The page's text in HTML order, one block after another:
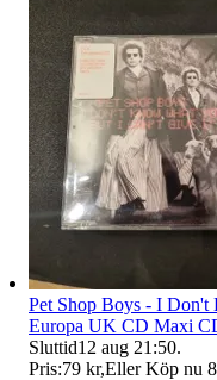
Pet Shop Boys - I
Europa UK CD Maxi
Sluttid12 aug 21:50.
Pris:79 kr,Eller Köp nu